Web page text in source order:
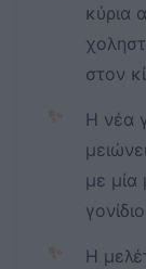
κύρια
στον
✨
Η νέα
με μία
✨
Η